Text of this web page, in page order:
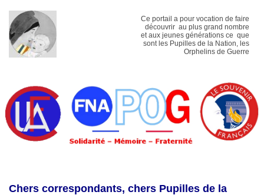
Ce portail a pour vocation de faire
découvrir au plus grand nombre
et aux jeunes générations ce que
sont les Pupilles de la Nation, les
Orphelins de Guerre
Chers correspondants, chers Pupilles de la